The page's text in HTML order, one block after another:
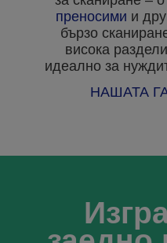
преносими и
бързо
висока
идеално за
НАШАТА